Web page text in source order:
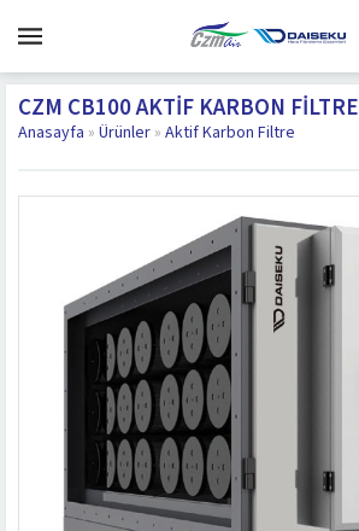
CZM CB100 AKTIF KARBON FILTRE
Anasayfa » Ürünler » Aktif Karbon Filtre